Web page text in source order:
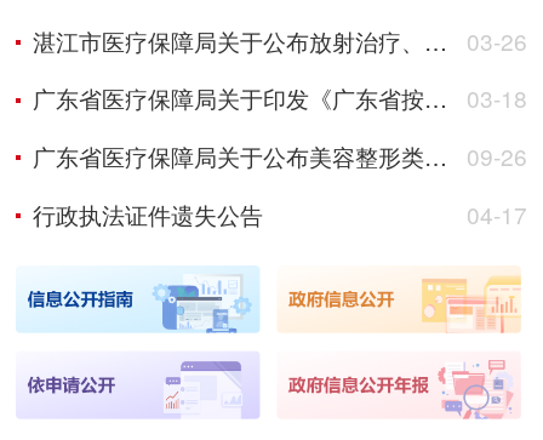
湛江市医疗保障局关于公布放射治疗、心血管系统、妇科、器官移植和综合诊查类 医疗服务项目价格的通知
03-26
广东省医疗保障局关于印发《广东省按病种付费医疗保障经办管理规程》的通知
03-18
广东省医疗保障局关于公布美容整形类和脑机接口等医疗服务价格项目的通知
09-26
行政执法证件遗失公告
04-17